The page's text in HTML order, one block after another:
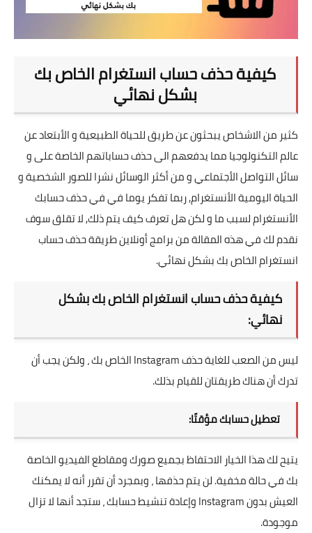
كيفية حذف حساب انستغرام الخاص بك
بشكل نهائي
كثير من الاشخاص يبحثون عن طريق للحياة الطبيعية و الأبتعاد عن
عالم التكنولوجيا مما يدفعهم الى حذف حساباتهم الخاصة على و
سائل التواصل الأجتماعي و من أكثر الوسائل نشرا للصور الشخصية و
الحياة اليومية الأنستغرام, ربما تفكر يوما في في حذف حسابك
الأنستغرام لسبب ما و لكن هل تعرف كيف يتم ذلك, لا تقلق سوف
نقدم لك في هذه المقالة من برامج أونلاين طريقة حذف حساب
انستغرام الخاص بك بشكل نهائي.
كيفية حذف حساب انستغرام الخاص بك بشكل
نهائي:
ليس من الصعب للغاية حذف Instagram الخاص بك ، ولكن يجب أن
تدرك أن هناك طريقتان للقيام بذلك.
تعطيل حسابك مؤقتًا:
يتيح لك هذا الخيار الاحتفاظ بجميع صورك ومقاطع الفيديو الخاصة
بك في حالة مخفية. لن يتم حذفها ، وبمجرد أن تقرر أنه لا يمكنك
العيش بدون Instagram وإعادة تنشيط حسابك ، ستجد أنها لا تزال
موجودة.